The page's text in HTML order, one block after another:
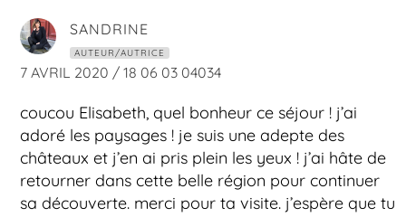
SANDRINE
AUTEUR/AUTRICE
7 AVRIL 2020 / 18 06 03 04034
coucou Elisabeth, quel bonheur ce séjour ! j’ai
adoré les paysages ! je suis une adepte des
châteaux et j’en ai pris plein les yeux ! j’ai hâte de
retourner dans cette belle région pour continuer
sa découverte. merci pour ta visite. j’espère que tu